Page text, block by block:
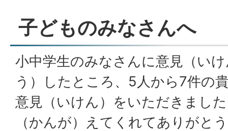
子どものみなさんへ
小中学生のみなさんに意見（い
う）したところ、5人から7件の
意見（いけん）をいただきまし
（かんが）えてくれてありがと